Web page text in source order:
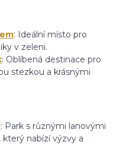
: Ideální místo pro
v zeleni.
: Oblíbená destinace pro
stezkou a krásnými
: Park s různými lanovými
který nabízí výzvy a